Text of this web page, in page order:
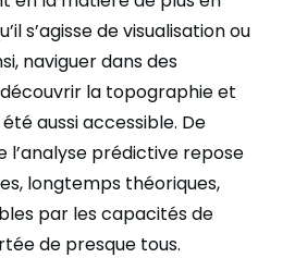
s’agisse de visualisation ou
naviguer dans des
la topographie et
été aussi accessible. De
l’analyse prédictive repose
longtemps théoriques,
par les capacités de
de presque tous.